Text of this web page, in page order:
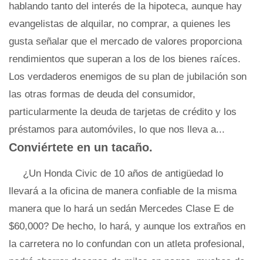
hablando tanto del interés de la hipoteca, aunque hay
evangelistas de alquilar, no comprar, a quienes les
gusta señalar que el mercado de valores proporciona
rendimientos que superan a los de los bienes raíces.
Los verdaderos enemigos de su plan de jubilación son
las otras formas de deuda del consumidor,
particularmente la deuda de tarjetas de crédito y los
préstamos para automóviles, lo que nos lleva a...
Conviértete en un tacaño.
¿Un Honda Civic de 10 años de antigüedad lo
llevará a la oficina de manera confiable de la misma
manera que lo hará un sedán Mercedes Clase E de
$60,000? De hecho, lo hará, y aunque los extraños en
la carretera no lo confundan con un atleta profesional,